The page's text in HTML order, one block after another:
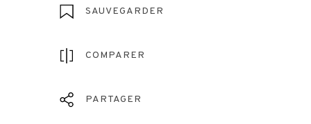
SAUVEGARDER
COMPARER
PARTAGER